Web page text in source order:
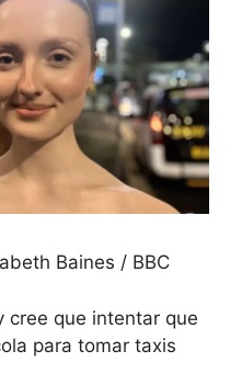
Baines / BBC
cree que intentar que
para tomar taxis